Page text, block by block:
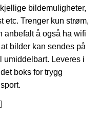
bildemuligheter,
etc. Trenger kun strøm,
anbefalt å også ha wifi
bilder kan sendes på
umiddelbart. Leveres i
boks for trygg